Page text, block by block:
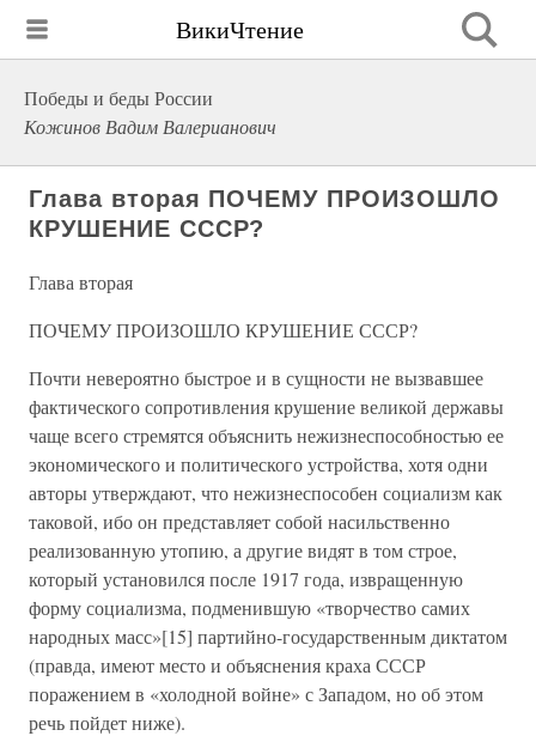
ВикиЧтение
Победы и беды России
Кожинов Вадим Валерианович
Глава вторая ПОЧЕМУ ПРОИЗОШЛО
КРУШЕНИЕ СССР?
Глава вторая
ПОЧЕМУ ПРОИЗОШЛО КРУШЕНИЕ СССР?
Почти невероятно быстрое и в сущности не вызвавшее
фактического сопротивления крушение великой державы
чаще всего стремятся объяснить нежизнеспособностью ее
экономического и политического устройства, хотя одни
авторы утверждают, что нежизнеспособен социализм как
таковой, ибо он представляет собой насильственно
реализованную утопию, а другие видят в том строе,
который установился после 1917 года, извращенную
форму социализма, подменившую «творчество самих
народных масс»[15] партийно-государственным диктатом
(правда, имеют место и объяснения краха СССР
поражением в «холодной войне» с Западом, но об этом
речь пойдет ниже).